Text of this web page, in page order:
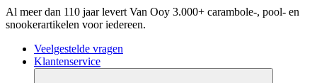
Al meer dan 110 jaar levert Van Ooy 3.000+ carambole-, pool- en
snookerartikelen voor iedereen.
Veelgestelde vragen
Klantenservice